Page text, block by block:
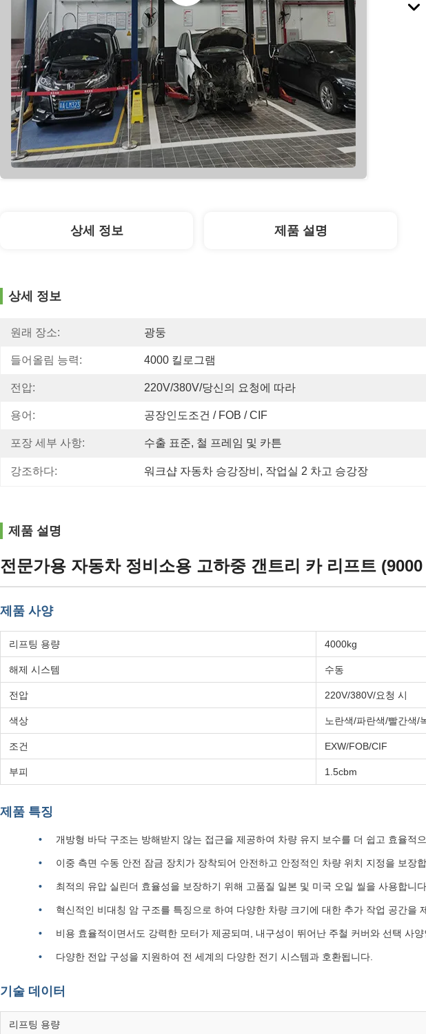
상세 정보 제품 설명
상세 정보
원래 장소: 광둥
들어올림 능력: 4000 킬로그램
전압: 220V/380V/당신의 요청에 따라
용어: 공장인도조건 / FOB / CIF
포장 세부 사항: 수출 표준, 철 프레임 및 카튼
강조하다: 워크샵 자동차 승강장비 , 작업실 2 차고 승강장
제품 설명
전문가용 자동차 정비소용 고하중 갠트리 카 리프트
제품 사양
리프팅 용량 4000kg
해제 시스템 수동
전압 220V/380V/요청 시
색상 노란색/파란색/빨간색/
조건 EXW/FOB/CIF
부피 1.5cbm
제품 특징
개방형 바닥 구조는 방해받지 않는 접근을 제공하여 차량 유지 보수를 더 쉽고 효율적
이중 측면 수동 안전 잠금 장치가 장착되어 안전하고 안정적인 차량 위치 지정을 보장
최적의 유압 실린더 효율성을 보장하기 위해 고품질 일본 및 미국 오일 씰을 사용합니다.
혁신적인 비대칭 암 구조를 특징으로 하여 다양한 차량 크기에 대한 추가 작업 공간을
비용 효율적이면서도 강력한 모터가 제공되며, 내구성이 뛰어난 주철 커버와 선택 사
다양한 전압 구성을 지원하여 전 세계의 다양한 전기 시스템과 호환됩니다.
기술 데이터
리프팅 용량